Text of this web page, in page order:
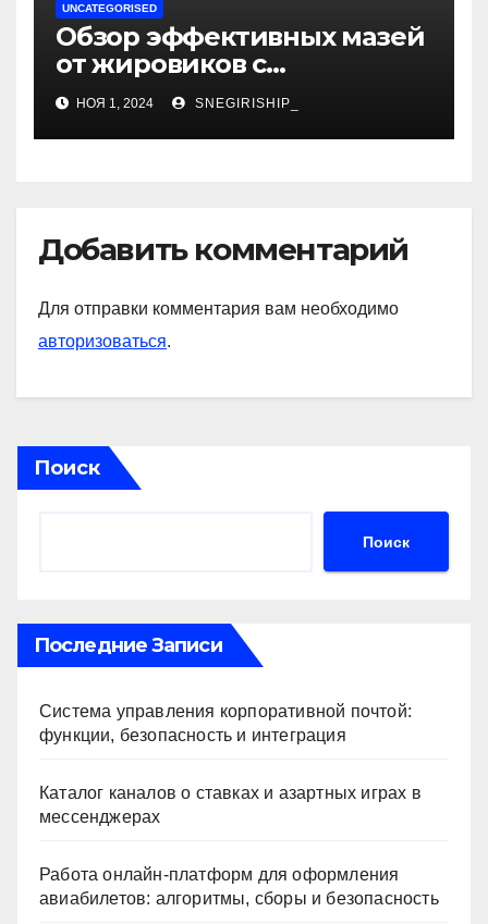
UNCATEGORISED
Обзор эффективных мазей
от жировиков с
рассасывающим эффектом
НОЯ 1, 2024 SNEGIRISHIP_
Добавить комментарий
Для отправки комментария вам необходимо
авторизоваться.
Поиск
Поиск
Последние Записи
Система управления корпоративной почтой:
функции, безопасность и интеграция
Каталог каналов о ставках и азартных играх в
мессенджерах
Работа онлайн‑платформ для оформления
авиабилетов: алгоритмы, сборы и безопасность